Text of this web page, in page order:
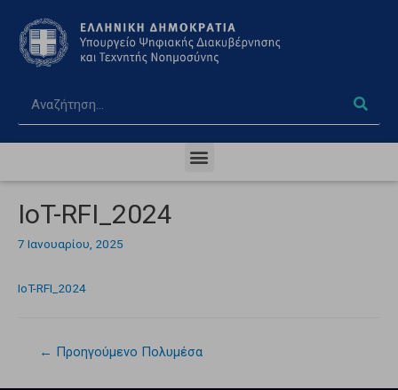
IoT-RFI_2024
7 Ιανουαρίου, 2025
IoT-RFI_2024
← Προηγούμενο Πολυμέσα